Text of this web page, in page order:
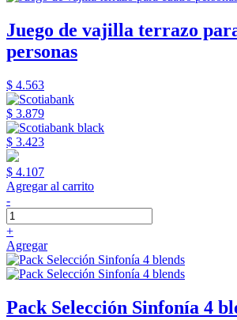
Juego de vajilla terrazo
personas
$ 4.563
$ 3.879
$ 3.423
$ 4.107
Agregar al carrito
-
+
Agregar
Pack Selección Sinfonía 4